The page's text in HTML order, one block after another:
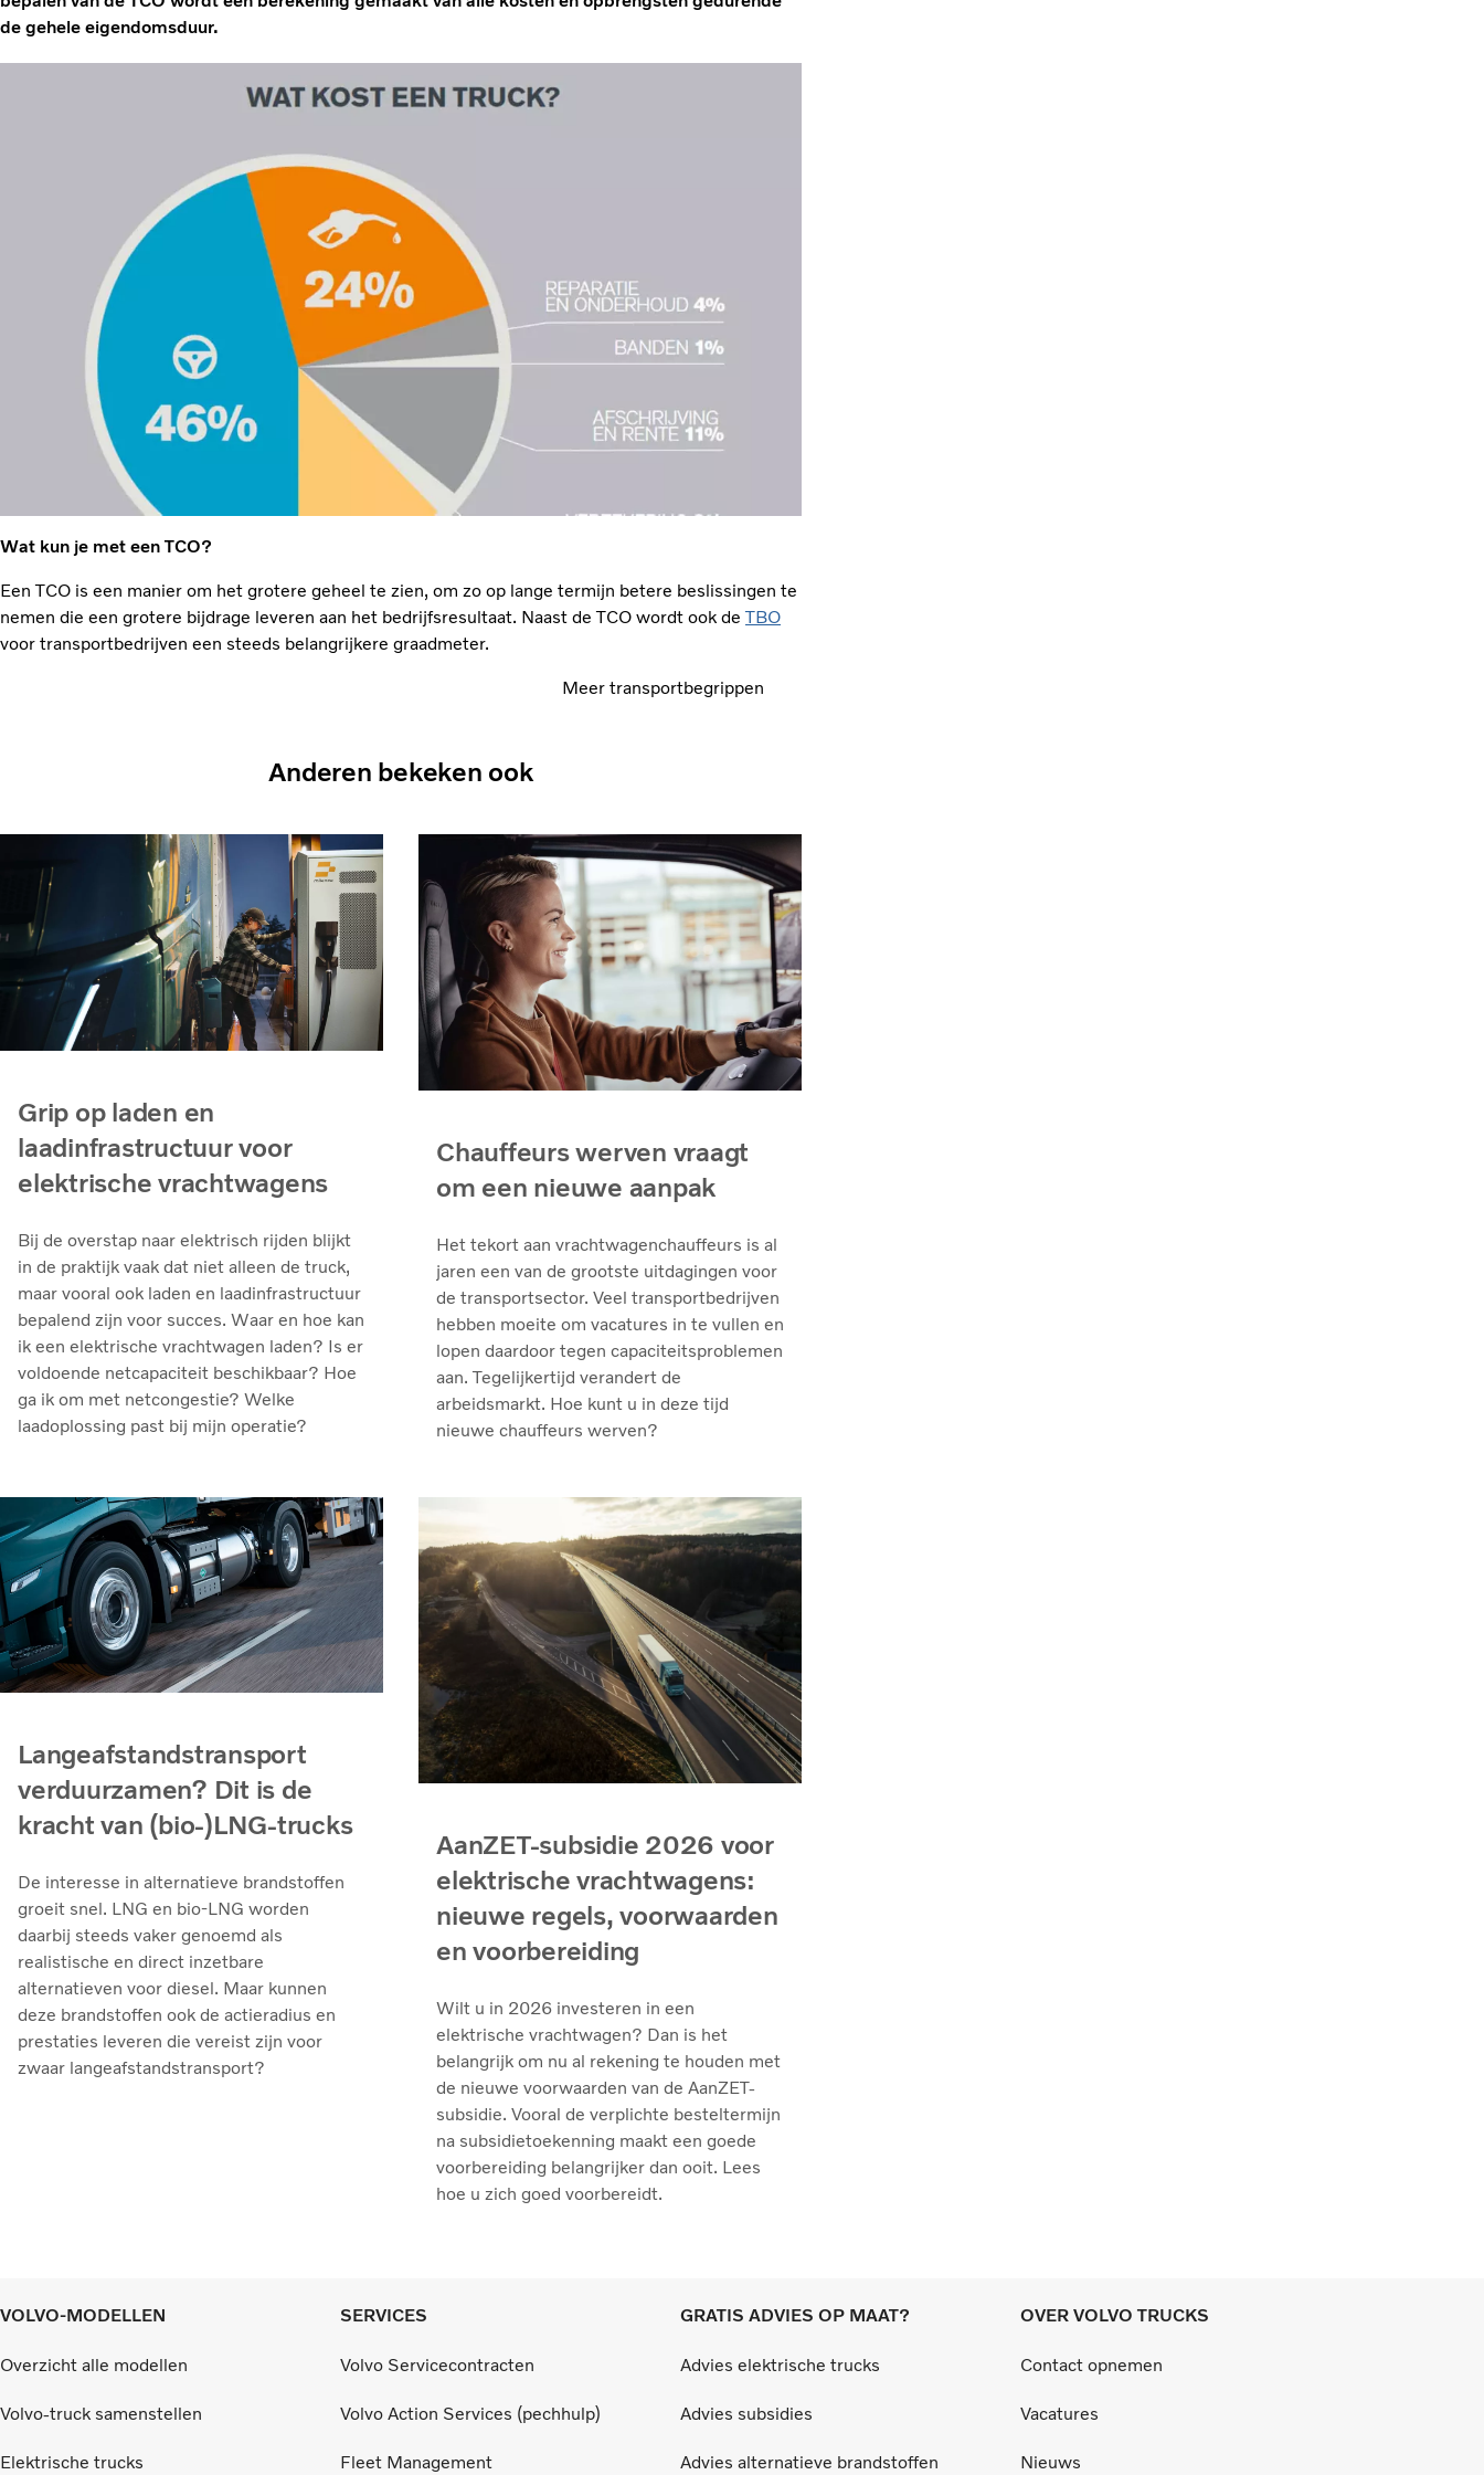
de gehele eigendomsduur.
Wat kun je met een TCO?
Een TCO is een manier om het grotere geheel te zien, om zo op lange termijn betere beslissingen te
nemen die een grotere bijdrage leveren aan het bedrijfsresultaat. Naast de TCO wordt ook deTBO
voor transportbedrijven een steeds belangrijkere graadmeter.
Meer transportbegrippen
Anderen bekeken ook
Grip op laden en
laadinfrastructuur voor
elektrische vrachtwagens
Bij de overstap naar elektrisch rijden blijkt
in de praktijk vaak dat niet alleen de truck,
maar vooral ook laden en laadinfrastructuur
bepalend zijn voor succes. Waar en hoe kan
ik een elektrische vrachtwagen laden? Is er
voldoende netcapaciteit beschikbaar? Hoe
ga ik om met netcongestie? Welke
laadoplossing past bij mijn operatie?
Chauffeurs werven vraagt
om een nieuwe aanpak
Het tekort aan vrachtwagenchauffeurs is al
jaren een van de grootste uitdagingen voor
de transportsector. Veel transportbedrijven
hebben moeite om vacatures in te vullen en
lopen daardoor tegen capaciteitsproblemen
aan. Tegelijkertijd verandert de
arbeidsmarkt. Hoe kunt u in deze tijd
nieuwe chauffeurs werven?
Langeafstandstransport
verduurzamen? Dit is de
kracht van (bio-)LNG-trucks
De interesse in alternatieve brandstoffen
groeit snel. LNG en bio‑LNG worden
daarbij steeds vaker genoemd als
realistische en direct inzetbare
alternatieven voor diesel. Maar kunnen
deze brandstoffen ook de actieradius en
prestaties leveren die vereist zijn voor
zwaar langeafstandstransport?
AanZET-subsidie 2026 voor
elektrische vrachtwagens:
nieuwe regels, voorwaarden
en voorbereiding
Wilt u in 2026 investeren in een
elektrische vrachtwagen? Dan is het
belangrijk om nu al rekening te houden met
de nieuwe voorwaarden van de AanZET-
subsidie. Vooral de verplichte besteltermijn
na subsidietoekenning maakt een goede
voorbereiding belangrijker dan ooit. Lees
hoe u zich goed voorbereidt.
VOLVO-MODELLEN
Overzicht alle modellen
Volvo-truck samenstellen
Elektrische trucks
SERVICES
Volvo Servicecontracten
Volvo Action Services (pechhulp)
Fleet Management
GRATIS ADVIES OP MAAT?
Advies elektrische trucks
Advies subsidies
Advies alternatieve brandstoffen
OVER VOLVO TRUCKS
Contact opnemen
Vacatures
Nieuws